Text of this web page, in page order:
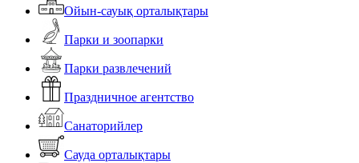
Ойын-сауық орталықтары
Парки и зоопарки
Парки развлечений
Праздничное агентство
Санаторийлер
Сауда орталықтары